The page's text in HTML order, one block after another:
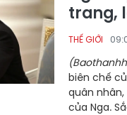
trang,
THẾ GIỚI
biên chế
quân
của Nga.